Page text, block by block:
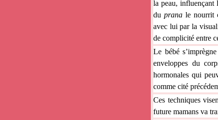
la peau, influençant
duprana le nourrit
avec lui par la
de complicité entre
Le bébé
enveloppes du
hormonales qui
comme cité
Ces techniques
future mamans va